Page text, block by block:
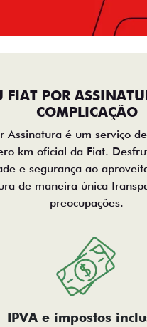
FIAT POR
COMPLICAÇÃO
Assinatura é um serviço
km oficial da Fiat.
e segurança ao
de maneira única
preocupações.
IPVA e impostos